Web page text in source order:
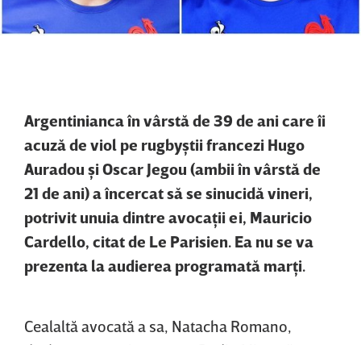
Argentinianca în vârstă de 39 de ani care îi
acuză de viol pe rugbyştii francezi Hugo
Auradou şi Oscar Jegou (ambii în vârstă de
21 de ani) a încercat să se sinucidă vineri,
potrivit unuia dintre avocaţii ei, Mauricio
Cardello, citat de Le Parisien. Ea nu se va
prezenta la audierea programată marţi.
Cealaltă avocată a sa, Natacha Romano,